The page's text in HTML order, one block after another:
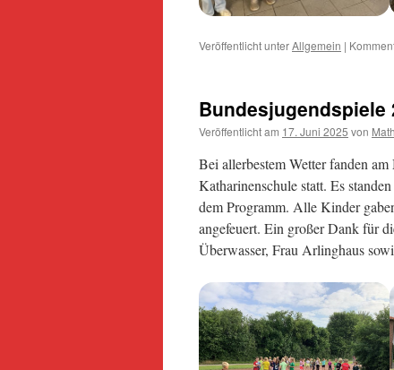
Veröffentlicht unterAllgemein |
Bundesjugendspiele
Veröffentlicht am 17. Juni 2025 von
Bei allerbestem Wetter fanden
Katharinenschule statt. Es
dem Programm. Alle Kinder
angefeuert. Ein großer Dank für
Überwasser, Frau Arlinghaus